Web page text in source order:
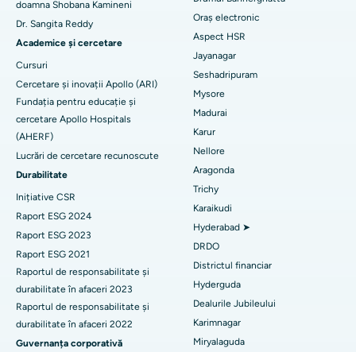
Găsește un ginecolog
Găsiți un medic generalist
Găsește un psiholog
Găsiți un chirurg generalist
Cel mai bun spital din Sectorul 26, Noida
Cel mai bun spital din Gandhinagar, Ahmedabad
Cel mai bun spital din Aragonda, Andhra Pradesh
Cel mai bun spital din Bannerghatta Road, Bangalore
Cel mai bun spital din Unitatea 15, Bhubaneswar
Cel mai bun spital din Seepat Road, Bilaspur
Cel mai bun spital din Ellisbridge, Ahmedabad
Cel mai bun spital din New Delhi
Cel mai bun spital din DRDO, Hyderabad
Cel mai bun spital din GS Road, Guwahati
Cel mai bun spital din Hyderguda, Hyderabad
Ablația cu cateter
Chirurgie de reconstrucție a LCA
Ablația endometrială
Embolizarea arterelor uterine
Cistectomia ovariană
Breast Cancer Surgery
brahiterapie
colonoscopia
polipectomie
Stimularea creierului profund
doamna Shobana Kamineni
Dr. Sangita Reddy
Academice și cercetare
Cursuri
Cercetare și inovații Apollo (ARI)
Fundația pentru educație și
cercetare Apollo Hospitals
(AHERF)
Lucrări de cercetare recunoscute
Durabilitate
Inițiative CSR
Raport ESG 2024
Raport ESG 2023
Raport ESG 2021
Raportul de responsabilitate și
durabilitate în afaceri 2023
Raportul de responsabilitate și
durabilitate în afaceri 2022
Guvernanța corporativă
Oraș electronic
Aspect HSR
Jayanagar
Seshadripuram
Mysore
Madurai
Karur
Nellore
Aragonda
Trichy
Karaikudi
Hyderabad ➤
DRDO
Districtul financiar
Hyderguda
Dealurile Jubileului
Karimnagar
Miryalaguda